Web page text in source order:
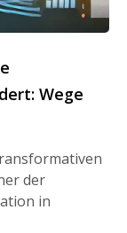
Wege
der
in